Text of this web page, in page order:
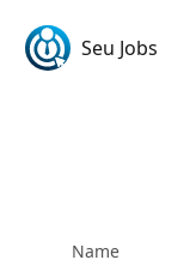
Seu Jobs
Name